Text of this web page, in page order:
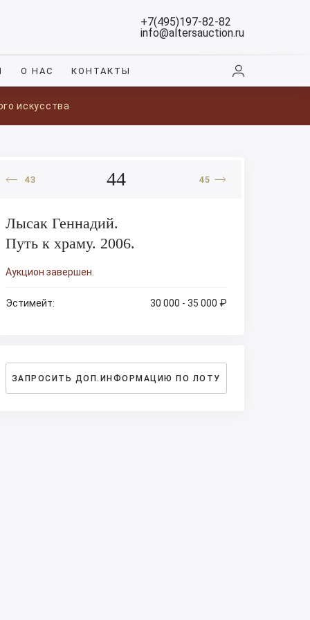
+7(495)197-82-82
info@altersauction.ru
О НАС КОНТАКТЫ
искусства
43 44 45
Лысак Геннадий.
Путь к храму. 2006.
Аукцион завершен.
Эстимейт: 30 000 - 35 000 ₽
ЗАПРОСИТЬ ДОП.ИНФОРМАЦИЮ ПО ЛОТУ